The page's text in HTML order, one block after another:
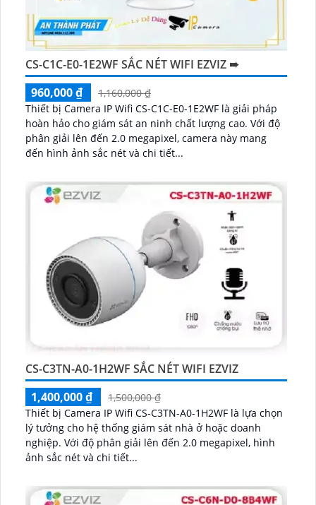
CS-C1C-E0-1E2WF SẮC NÉT WIFI EZVIZ ➠
960,000 ₫
1,160,000 ₫
Thiết bị Camera IP Wifi CS-C1C-E0-1E2WF là giải pháp
hoàn hảo cho giám sát an ninh chất lượng cao. Với độ
phân giải lên đến 2.0 megapixel, camera này mang
đến hình ảnh sắc nét và chi tiết...
CS-C3TN-A0-1H2WF SẮC NÉT WIFI EZVIZ
1,400,000 ₫
1,500,000 ₫
Thiết bị Camera IP Wifi CS-C3TN-A0-1H2WF là lựa chọn
lý tưởng cho hệ thống giám sát nhà ở hoặc doanh
nghiệp. Với độ phân giải lên đến 2.0 megapixel, hình
ảnh sắc nét và chi tiết...